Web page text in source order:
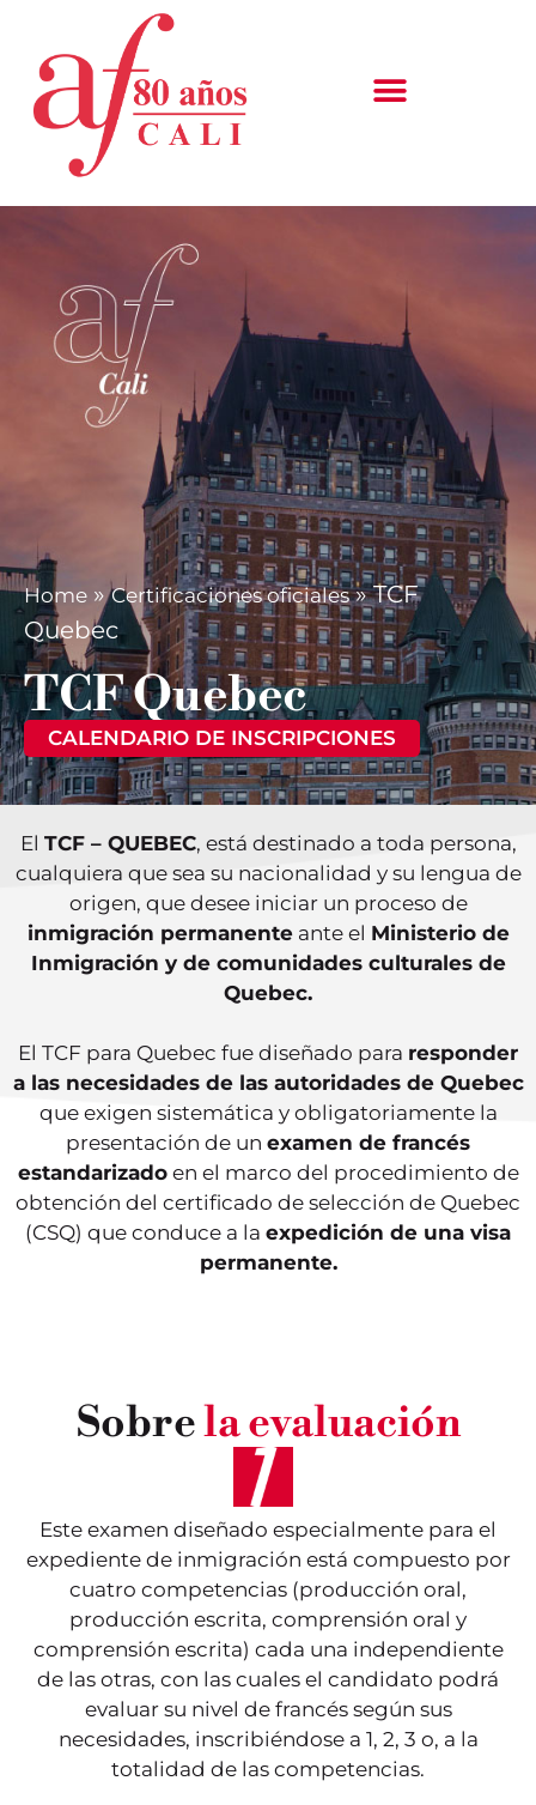
Home »Certificaciones oficiales»TCF
Quebec
TCF Quebec
CALENDARIO DE INSCRIPCIONES
El TCF – QUEBEC, está destinado a toda persona,
cualquiera que sea su nacionalidad y su lengua de
origen, que desee iniciar un proceso de
inmigración permanenteante el Ministerio de
Inmigración y de comunidades culturales de
Quebec.
El TCF para Quebec fue diseñado para responder
a las necesidades de las autoridades de Quebec
que exigen sistemática y obligatoriamente la
presentación de un examen de francés
estandarizadoen el marco del procedimiento de
obtención del certificado de selección de Quebec
(CSQ) que conduce a la expedición de una visa
permanente.
Sobrela evaluación
Este examen diseñado especialmente para el
expediente de inmigración está compuesto por
cuatro competencias (producción oral,
producción escrita, comprensión oral y
comprensión escrita) cada una independiente
de las otras, con las cuales el candidato podrá
evaluar su nivel de francés según sus
necesidades, inscribiéndose a 1, 2, 3 o, a la
totalidad de las competencias.